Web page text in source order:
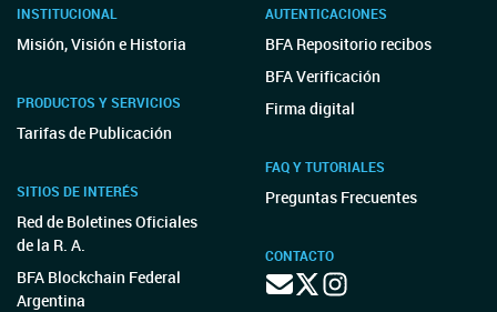
INSTITUCIONAL
Misión, Visión e Historia
PRODUCTOS Y SERVICIOS
Tarifas de Publicación
SITIOS DE INTERÉS
Red de Boletines Oficiales
de la R. A.
BFA Blockchain Federal
Argentina
AUTENTICACIONES
BFA Repositorio recibos
BFA Verificación
Firma digital
FAQ Y TUTORIALES
Preguntas Frecuentes
CONTACTO